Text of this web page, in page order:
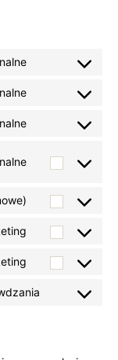
Consent
wordpress
Consent
complianz
Consent
service
Consent
service
google-
analytics
Consent
elementor
Consent
google-
Consent
to
Consent